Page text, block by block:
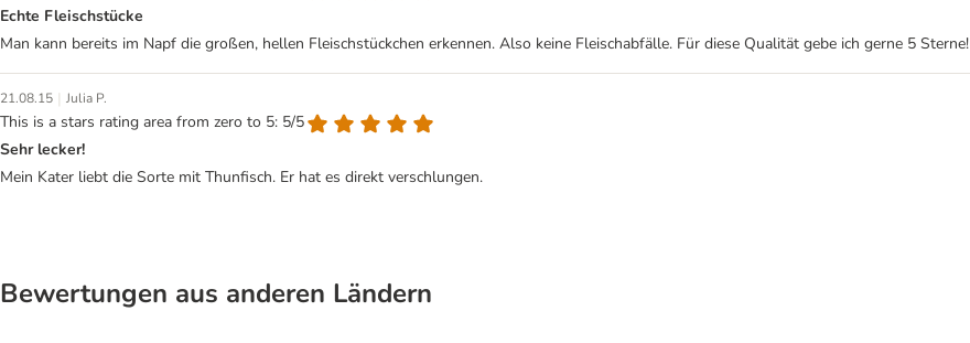
Echte Fleischstücke
Man kann bereits im Napf die großen, hellen Fleischstückchen erkennen. Also keine Fleischabfälle. Für diese Qualität gebe ich gerne 5 Sterne!
21.08.15 | Julia P.
This is a stars rating area from zero to 5: 5/5
Sehr lecker!
Mein Kater liebt die Sorte mit Thunfisch. Er hat es direkt verschlungen.
Bewertungen aus anderen Ländern